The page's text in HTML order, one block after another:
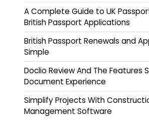
A Complete Guide to UK
British Passport Applications
British Passport Renewals and
Simple
Doclio Review And The Features
Document Experience
Simplify Projects With
Management Software